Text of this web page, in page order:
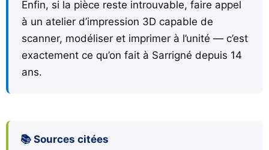
Enfin, si la pièce reste introuvable, faire appel
à un atelier d’impression 3D capable de
scanner, modéliser et imprimer à l’unité — c’est
exactement ce qu’on fait à Sarrigné depuis 14
ans.
📚 Sources citées